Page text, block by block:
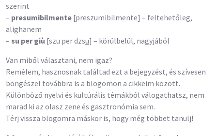
szerint
– presumibilmente [preszumibilmente] – feltehetőleg,
alighanem
– su per giù [szu per dzsu] – körülbelül, nagyjából
Van miből választani, nem igaz?
Remélem, hasznosnak találtad ezt a bejegyzést, és szívesen
böngészel továbbra is a blogomon a cikkeim között.
Különböző nyelvi és kultúrális témákból válogathatsz, nem
marad ki az olasz zene és gasztronómia sem.
Térj vissza blogomra máskor is, hogy még többet tanulj!